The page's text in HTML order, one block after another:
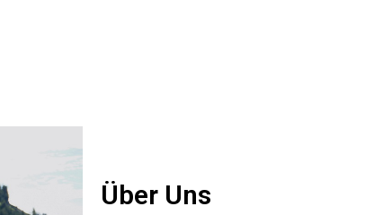
mir innerhalb kürzester Zeit freundlich beantwortet wurde. Bin
Über Uns